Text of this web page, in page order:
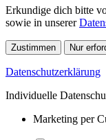
Erkundige dich bitte
sowie in unserer
Zustimmen Nur
Datenschutzerklärung
Individuelle
Marketing per